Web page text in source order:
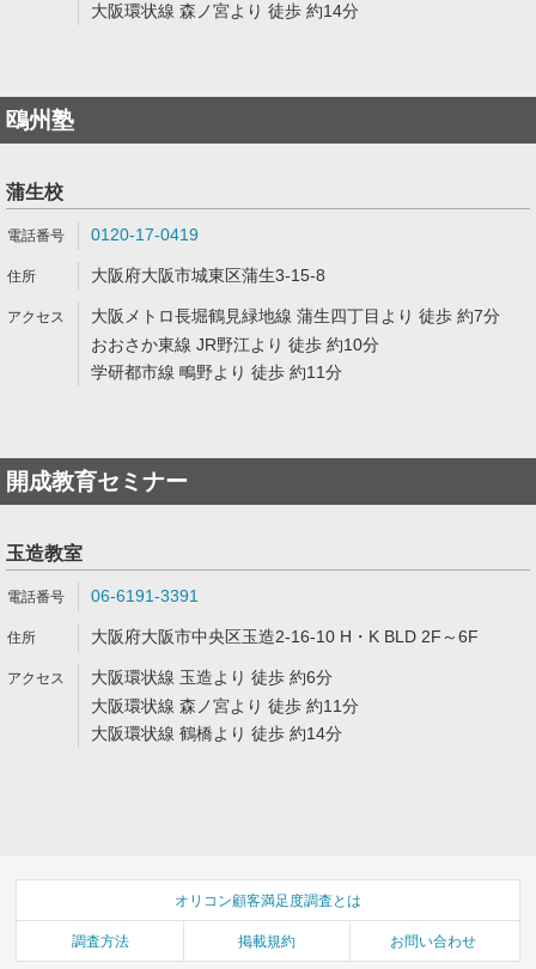
大阪環状線 森ノ宮より 徒歩 約14分
鴎州塾
蒲生校
0120-17-0419
大阪府大阪市城東区蒲生3-15-8
大阪メトロ長堀鶴見緑地線 蒲生四丁目より 徒歩 約7分
おおさか東線 JR野江より 徒歩 約10分
学研都市線 鴫野より 徒歩 約11分
開成教育セミナー
玉造教室
06-6191-3391
大阪府大阪市中央区玉造2-16-10 H・K BLD 2F～6F
大阪環状線 玉造より 徒歩 約6分
大阪環状線 森ノ宮より 徒歩 約11分
大阪環状線 鶴橋より 徒歩 約14分
オリコン顧客満足度調査とは
調査方法 掲載規約 お問い合わせ